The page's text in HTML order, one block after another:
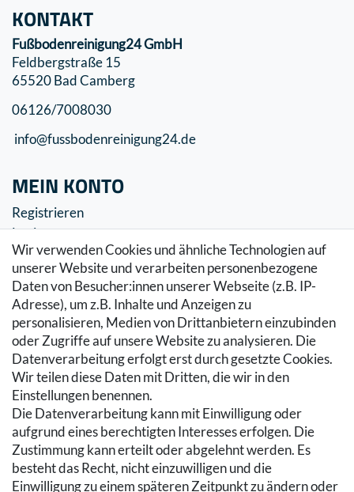
Wir verwenden Cookies und ähnliche Technologien auf
unserer Website und verarbeiten personenbezogene
Daten von Besucher:innen unserer Webseite (z.B. IP-
Adresse), um z.B. Inhalte und Anzeigen zu
personalisieren, Medien von Drittanbietern einzubinden
oder Zugriffe auf unsere Website zu analysieren. Die
Datenverarbeitung erfolgt erst durch gesetzte Cookies.
Wir teilen diese Daten mit Dritten, die wir in den
Einstellungen benennen.
Die Datenverarbeitung kann mit Einwilligung oder
aufgrund eines berechtigten Interesses erfolgen. Die
Zustimmung kann erteilt oder abgelehnt werden. Es
besteht das Recht, nicht einzuwilligen und die
Einwilligung zu einem späteren Zeitpunkt zu ändern oder
KONTAKT
Fußbodenreinigung24 GmbH
Feldbergstraße 15
65520 Bad Camberg
06126/7008030
info@fussbodenreinigung24.de
MEIN KONTO
Registrieren
Login
SERVICE
Zahlung & Versand
Warenkorb
Zur Kasse
Hilfe
RECHTLICHES
Kontakt
Datenschutzerklärung
AGB
Impressum